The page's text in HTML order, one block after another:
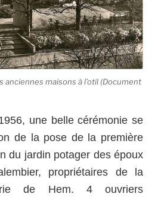
anciennes maisons à l’otil (Document
une belle cérémonie se
de la pose de la première
du jardin potager des époux
propriétaires de la
de Hem. 4 ouvriers